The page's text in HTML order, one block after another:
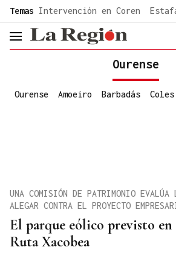
common.go-to-content
Temas Intervención en Coren
header.menu.open
Ourense
Ourense Amoeiro Barbadás Coles
El parque eólico previsto
Ruta Xacobea
UNA COMISIÓN DE PATRIMONIO
ALEGAR CONTRA EL PROYECTO